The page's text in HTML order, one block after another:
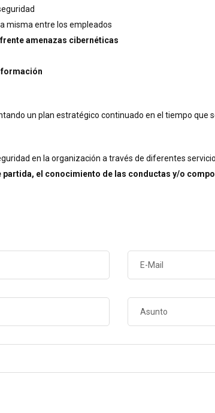
misma entre los empleados
amenazas cibernéticas
un plan estratégico continuado en el tiempo que
en la organización a través de diferentes
partida, el conocimiento de las conductas y/o